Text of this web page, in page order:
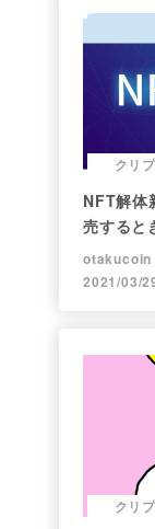
クリ
NFT解体
売すると
ト】
otakucoin
2021/03/
クリ